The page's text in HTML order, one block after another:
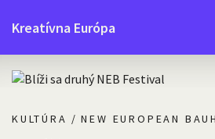
Kreatívna Európa
KULTÚRA / NEW EUROPEAN